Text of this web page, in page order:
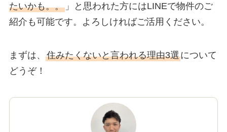
たいかも。。」と思われた方にはLINEで物件のご
紹介も可能です。よろしければご活用ください。
まずは、 住みたくないと言われる理由3選について
どうぞ！